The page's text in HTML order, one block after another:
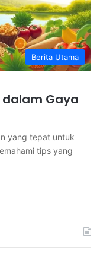
Berita Utama
dalam Gaya
yang tepat untuk
tips yang